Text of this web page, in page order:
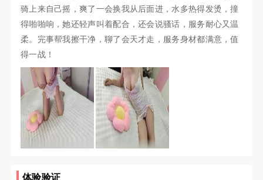
骑上来自己摇，爽了一会换我从后面进，水多热得发烫，撞
得啪啪响，她还轻声叫着配合，还会说骚话，服务耐心又温
柔。完事帮我擦干净，聊了会天才走，服务身材都满意，值
得一战！
体验验证